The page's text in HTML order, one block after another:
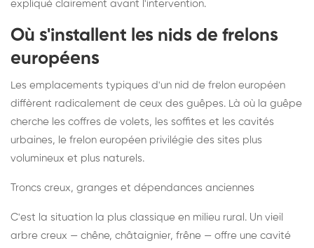
expliqué clairement avant l'intervention.
Où s'installent les nids de frelons
européens
Les emplacements typiques d'un nid de frelon européen
diffèrent radicalement de ceux des guêpes. Là où la guêpe
cherche les coffres de volets, les soffites et les cavités
urbaines, le frelon européen privilégie des sites plus
volumineux et plus naturels.
Troncs creux, granges et dépendances anciennes
C'est la situation la plus classique en milieu rural. Un vieil
arbre creux — chêne, châtaignier, frêne — offre une cavité